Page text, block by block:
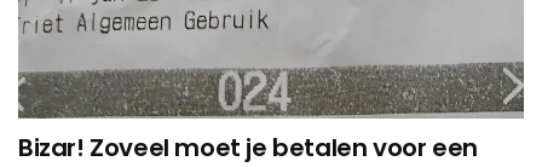
Bizar! Zoveel moet je betalen voor een